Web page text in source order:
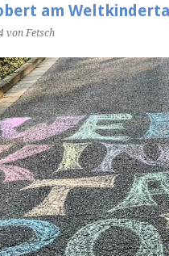
am
von Fetsch